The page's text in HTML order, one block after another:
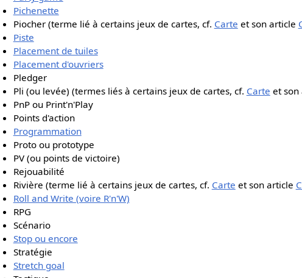
Pichenette
Piocher (terme lié à certains jeux de cartes, cf. Carte et son article
Piste
Placement de tuiles
Placement d'ouvriers
Pledger
Pli (ou levée) (termes liés à certains jeux de cartes, cf. Carte et son
PnP ou Print'n'Play
Points d'action
Programmation
Proto ou prototype
PV (ou points de victoire)
Rejouabilité
Rivière (terme lié à certains jeux de cartes, cf. Carte et son article
Roll and Write (voire R'n'W)
RPG
Scénario
Stop ou encore
Stratégie
Stretch goal